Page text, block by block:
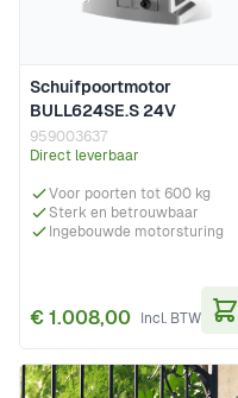
Schuifpoortmotor
BULL624SE.S 24V
959003637
Direct leverbaar
Voor poorten tot 600 kg
Sterk en betrouwbaar
Ingebouwde motorsturing
€ 1.008,00